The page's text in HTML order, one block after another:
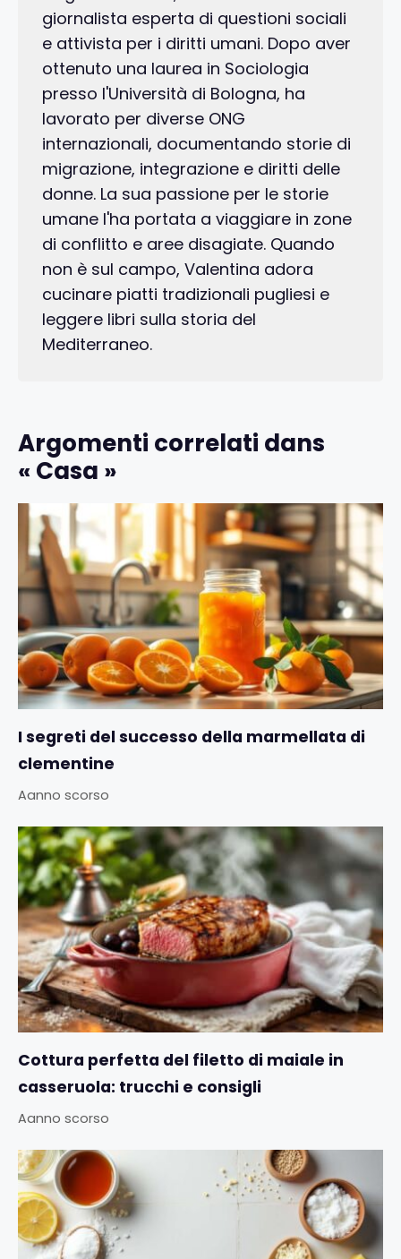
giornalista esperta di questioni sociali
e attivista per i diritti umani. Dopo aver
ottenuto una laurea in Sociologia
presso l'Università di Bologna, ha
lavorato per diverse ONG
internazionali, documentando storie di
migrazione, integrazione e diritti delle
donne. La sua passione per le storie
umane l'ha portata a viaggiare in zone
di conflitto e aree disagiate. Quando
non è sul campo, Valentina adora
cucinare piatti tradizionali pugliesi e
leggere libri sulla storia del
Mediterraneo.
Argomenti correlati dans
« Casa »
I segreti del successo della marmellata di
clementine
Aanno scorso
Cottura perfetta del filetto di maiale in
casseruola: trucchi e consigli
Aanno scorso